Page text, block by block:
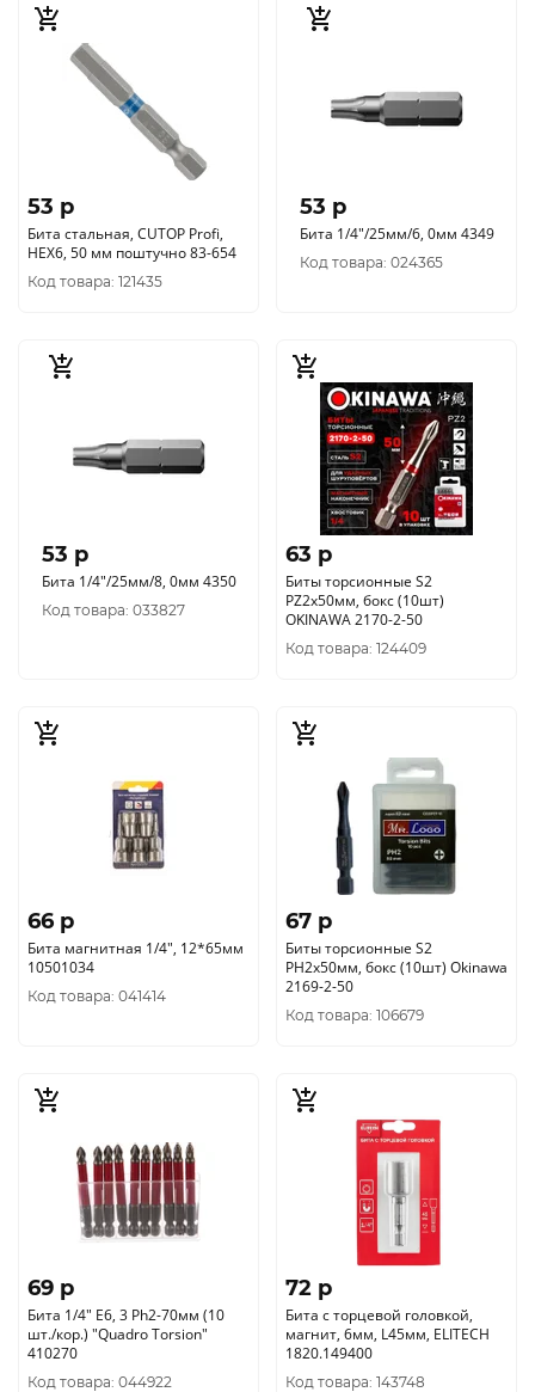
53 p
Бита стальная, CUTOP Profi,
HEX6, 50 мм поштучно 83-654
Код товара: 121435
53 p
Бита 1/4"/25мм/6, 0мм 4349
Код товара: 024365
53 p
Бита 1/4"/25мм/8, 0мм 4350
Код товара: 033827
63 p
Биты торсионные S2
PZ2x50мм, бокс (10шт)
OKINAWA 2170-2-50
Код товара: 124409
66 p
Бита магнитная 1/4", 12*65мм
10501034
Код товара: 041414
67 p
Биты торсионные S2
PH2x50мм, бокс (10шт) Okinawa
2169-2-50
Код товара: 106679
69 p
Бита 1/4" E6, 3 Ph2-70мм (10
шт./кор.) "Quadro Torsion"
410270
Код товара: 044922
72 p
Бита с торцевой головкой,
магнит, 6мм, L45мм, ELITECH
1820.149400
Код товара: 143748